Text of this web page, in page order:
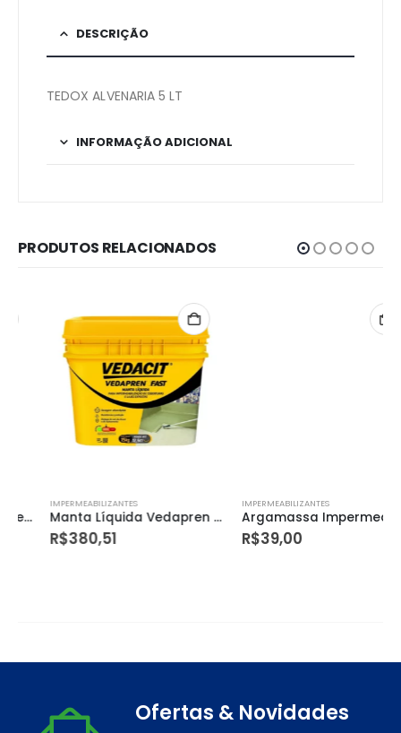
DESCRIÇÃO
TEDOX ALVENARIA 5 LT
INFORMAÇÃO ADICIONAL
PRODUTOS RELACIONADOS
IMPERMEABILIZANTES
Manta Líquida Vedapren Fast 15kg
380,51
IMPERMEABILIZANTES
Argamassa Impermeabilizante Vedatop para Rodapé 3kg Cinza
39,00
Ofertas & Novidades